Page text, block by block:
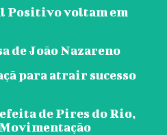
Positivo voltam em
João Nazareno
para atrair sucesso
de Pires do Rio,